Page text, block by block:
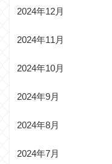
2024年12月
2024年11月
2024年10月
2024年9月
2024年8月
2024年7月